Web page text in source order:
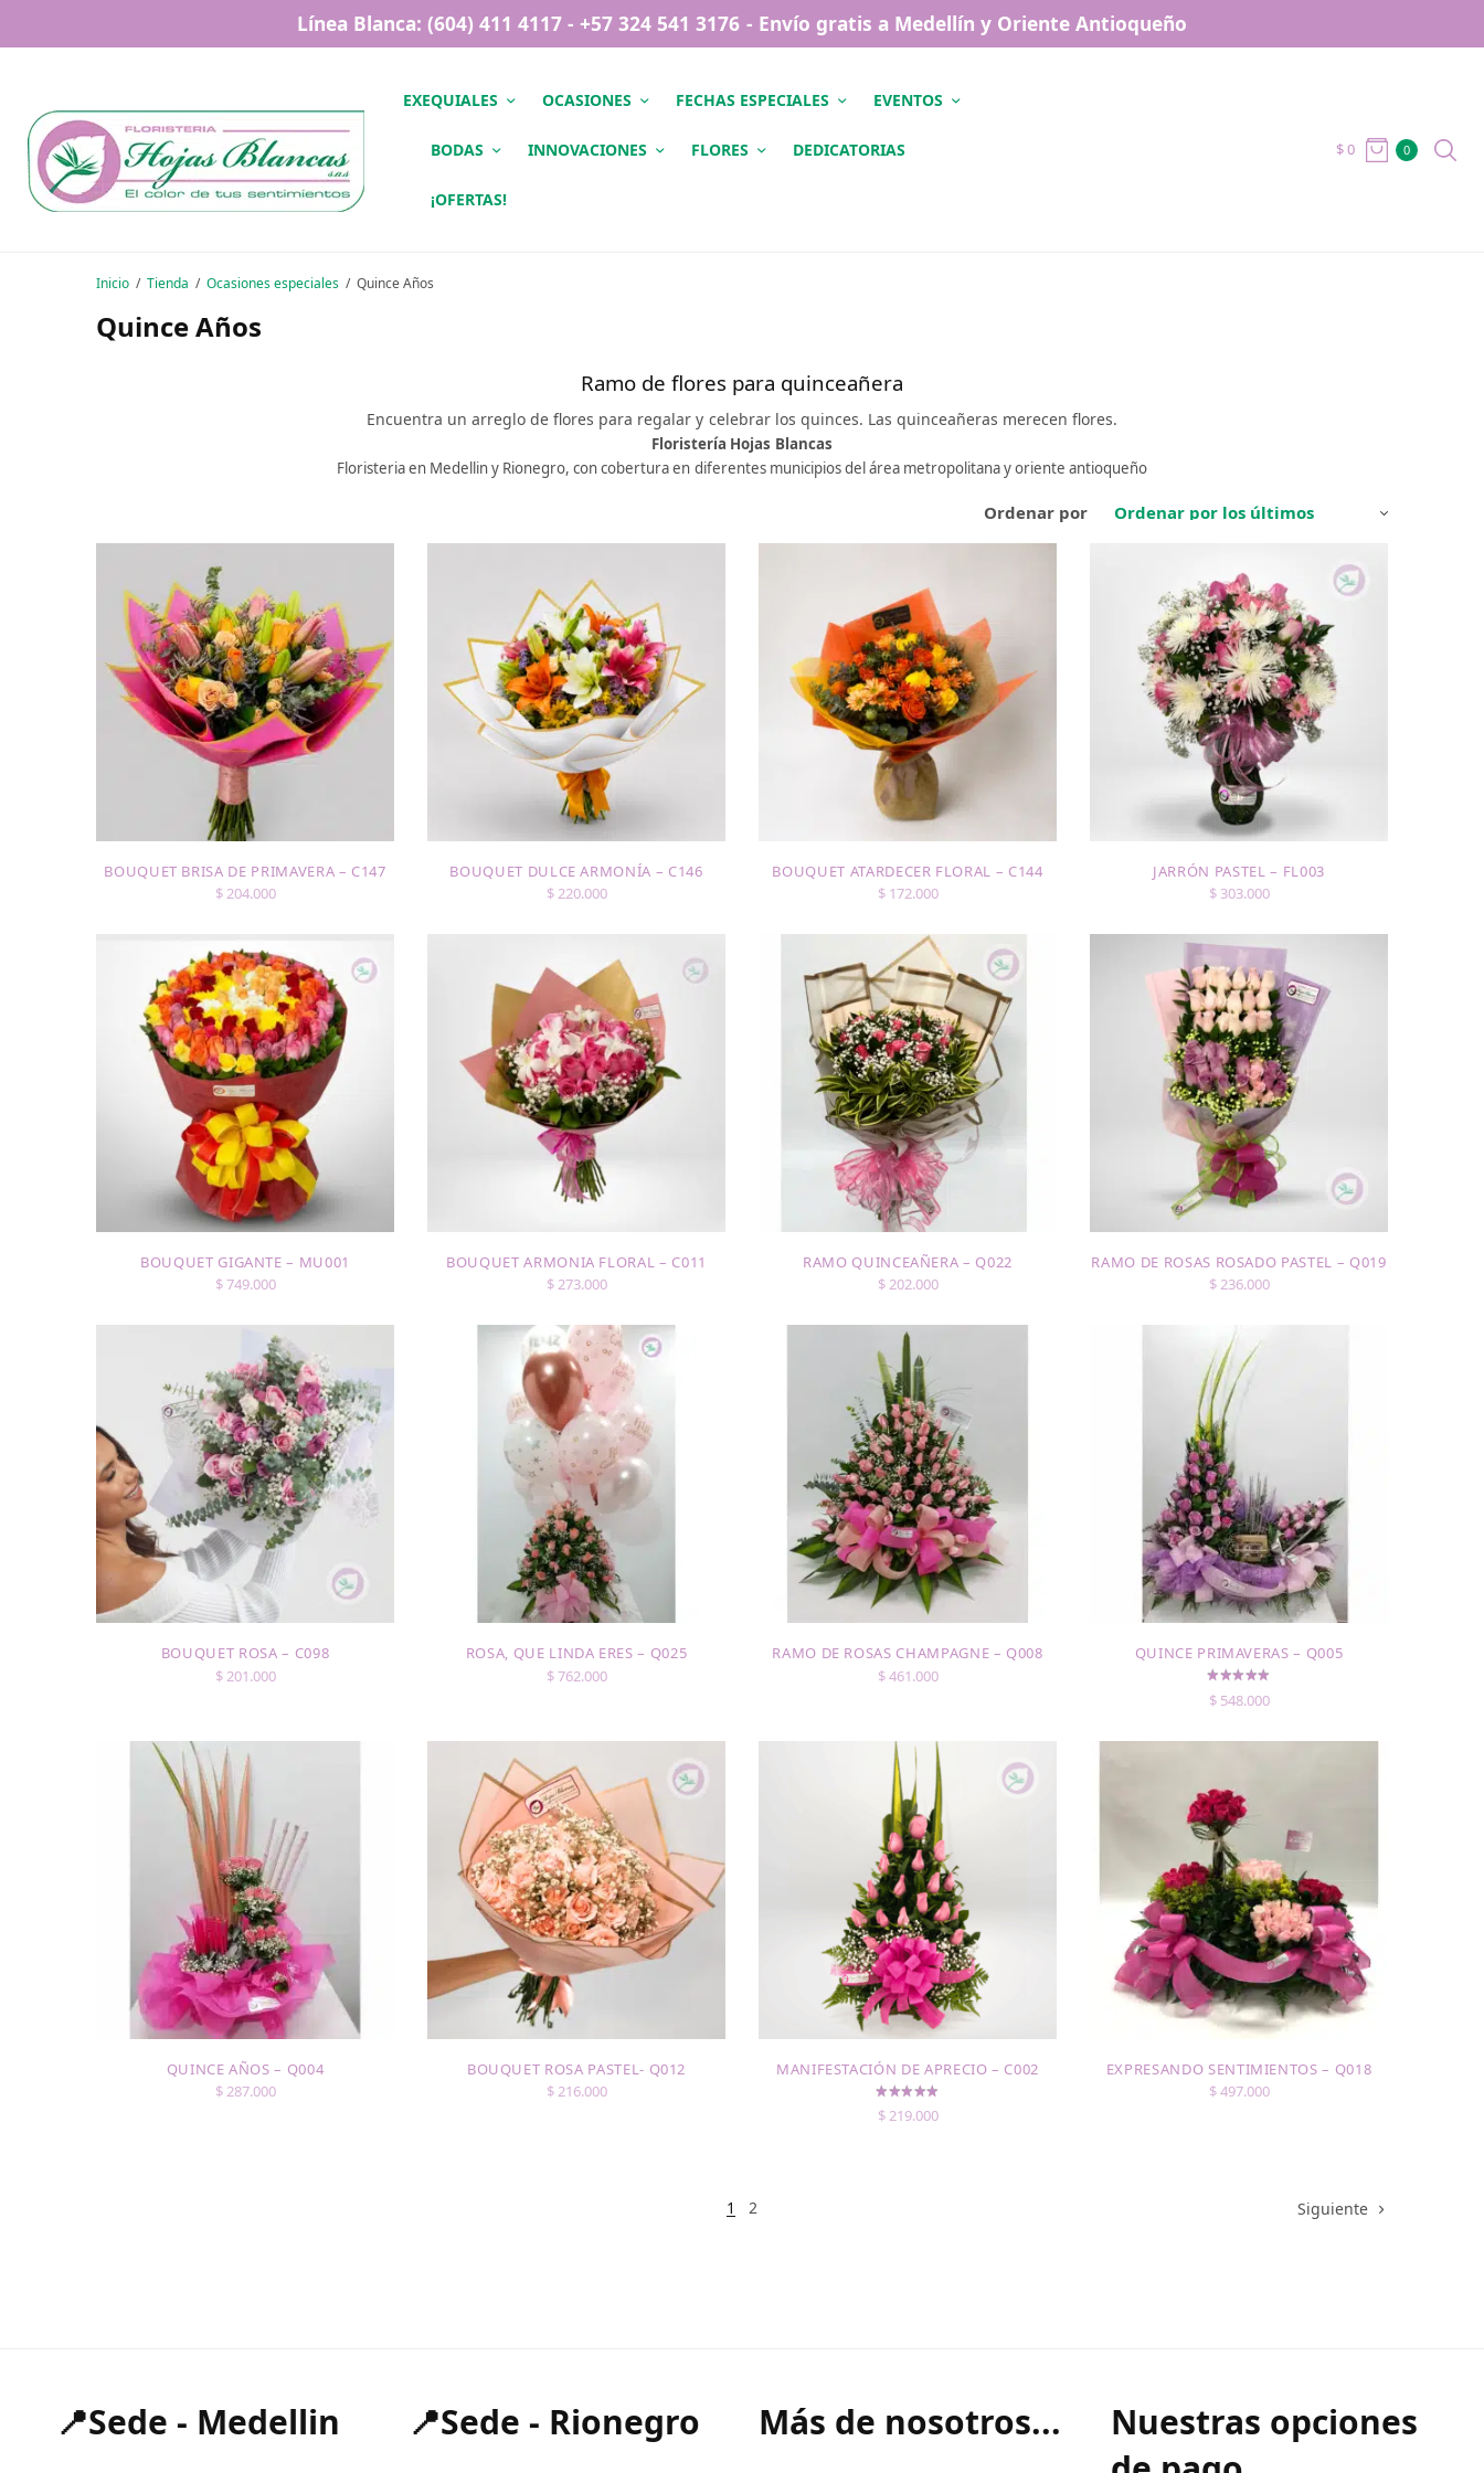
Línea Blanca: (604) 411 4117 - +57 324 541 3176 - Envío gratis a Medellín y Oriente Antioqueño
EXEQUIALES OCASIONES FECHAS ESPECIALES EVENTOS
BODAS INNOVACIONES FLORES DEDICATORIAS
¡OFERTAS!
$0 0
Inicio / Tienda / Ocasiones especiales / Quince Años
Quince Años
Ramo de flores para quinceañera
Encuentra un arreglo de flores para regalar y celebrar los quinces. Las quinceañeras merecen flores.
Floristería Hojas Blancas
Floristeria en Medellin y Rionegro, con cobertura en diferentes municipios del área metropolitana y oriente antioqueño
Ordenar por
BOUQUET BRISA DE PRIMAVERA – C147
$204.000
BOUQUET DULCE ARMONÍA – C146
$220.000
BOUQUET ATARDECER FLORAL – C144
$172.000
JARRÓN PASTEL – FL003
$303.000
BOUQUET GIGANTE – MU001
$749.000
BOUQUET ARMONIA FLORAL – C011
$273.000
RAMO QUINCEAÑERA – Q022
$202.000
RAMO DE ROSAS ROSADO PASTEL – Q019
$236.000
BOUQUET ROSA – C098
$201.000
ROSA, QUE LINDA ERES – Q025
$762.000
RAMO DE ROSAS CHAMPAGNE – Q008
$461.000
QUINCE PRIMAVERAS – Q005
$548.000
QUINCE AÑOS – Q004
$287.000
BOUQUET ROSA PASTEL- Q012
$216.000
MANIFESTACIÓN DE APRECIO – C002
$219.000
EXPRESANDO SENTIMIENTOS – Q018
$497.000
1 2 Siguiente
📍Sede - Medellin 📍Sede - Rionegro Más de nosotros...
Nuestras opciones